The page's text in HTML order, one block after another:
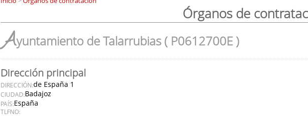
Órganos de
Ayuntamiento de Talarrubias ( P0612700E )
Dirección principal
DIRECCIÓN:de España 1
CIUDAD:Badajoz
PAÍS:España
TLFNO: